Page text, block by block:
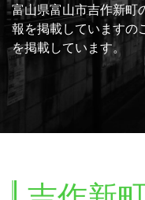
富山県富山市吉作新町
報を掲載していますの
を掲載しています。